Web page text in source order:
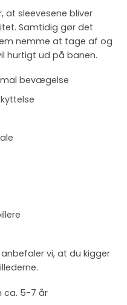
at sleevesene bliver
Samtidig gør det
nemme at tage af og
hurtigt ud på banen.
bevægelse
vi, at du kigger
ca. 5-7 år